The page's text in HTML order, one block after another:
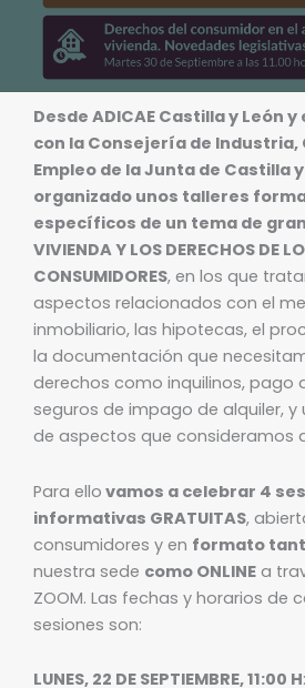
Desde ADICAE Castilla y León
con la Consejería de Industria,
Empleo de la Junta de Castilla
organizado unos talleres
específicos de un tema de
VIVIENDA Y LOS DERECHOS DE
CONSUMIDORES, en los que
aspectos relacionados con el
inmobiliario, las hipotecas, el
la documentación que
derechos como inquilinos, pago
seguros de impago de alquiler,
de aspectos que consideramos
Para ello vamos a celebrar 4
informativas GRATUITAS,
consumidores y en formato
nuestra sede como ONLINE a
ZOOM. Las fechas y horarios de
sesiones son:
LUNES, 22 DE SEPTIEMBRE, 11:00 H: